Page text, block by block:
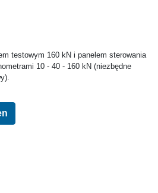
testowym 160 kN i panelem sterowania
10 - 40 - 160 kN (niezbędne